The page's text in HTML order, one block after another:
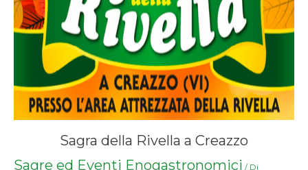
Sagra della Rivella a Creazzo
Sagre ed Eventi Enogastronomici / Di